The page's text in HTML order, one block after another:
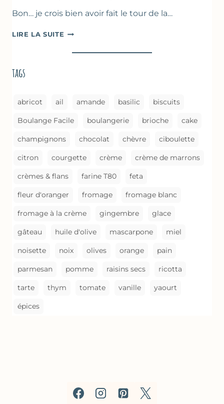
Bon… je crois bien avoir fait le tour de la…
LIRE LA SUITE ASPERGES
(MÉTHODE
tags
abricot ail amande basilic biscuits
Boulange Facile boulangerie brioche cake
champignons chocolat chèvre ciboulette
citron courgette crème crème de marrons
crèmes & flans farine T80 feta
fleur d'oranger fromage fromage blanc
fromage à la crème gingembre glace
gâteau huile d'olive mascarpone miel
noisette noix olives orange pain
parmesan pomme raisins secs ricotta
tarte thym tomate vanille yaourt
épices